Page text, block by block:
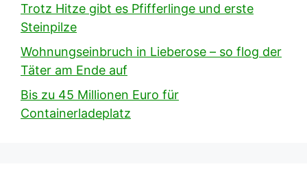
Trotz Hitze gibt es Pfifferlinge und erste
Steinpilze
Wohnungseinbruch in Lieberose – so flog der
Täter am Ende auf
Bis zu 45 Millionen Euro für
Containerladeplatz